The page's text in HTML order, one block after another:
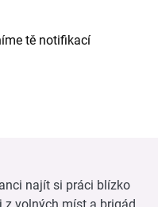
tě notifikací
najít si práci blízko
z volných míst a brigád